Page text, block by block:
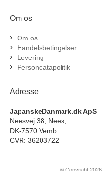
Om os
Om os
Handelsbetingelser
Levering
Persondatapolitik
Adresse
JapanskeDanmark.dk ApS
Neesvej 38, Nees,
DK-7570 Vemb
CVR: 36203722
© Copyright 2026.